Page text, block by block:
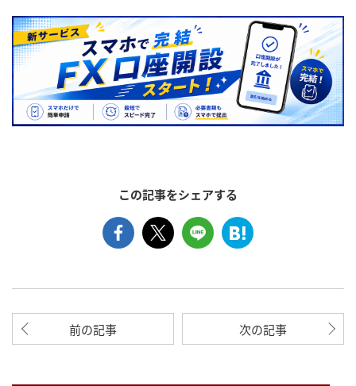
この記事をシェアする
前の記事 次の記事